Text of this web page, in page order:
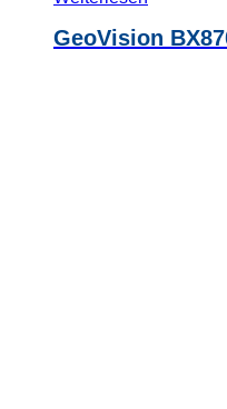
GeoVision